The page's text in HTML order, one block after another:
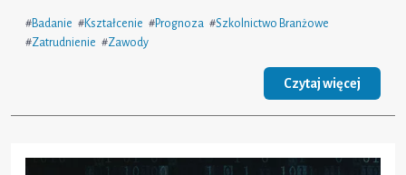
#Badanie #Kształcenie #Prognoza #Szkolnictwo Branżowe
#Zatrudnienie #Zawody
Czytaj więcej